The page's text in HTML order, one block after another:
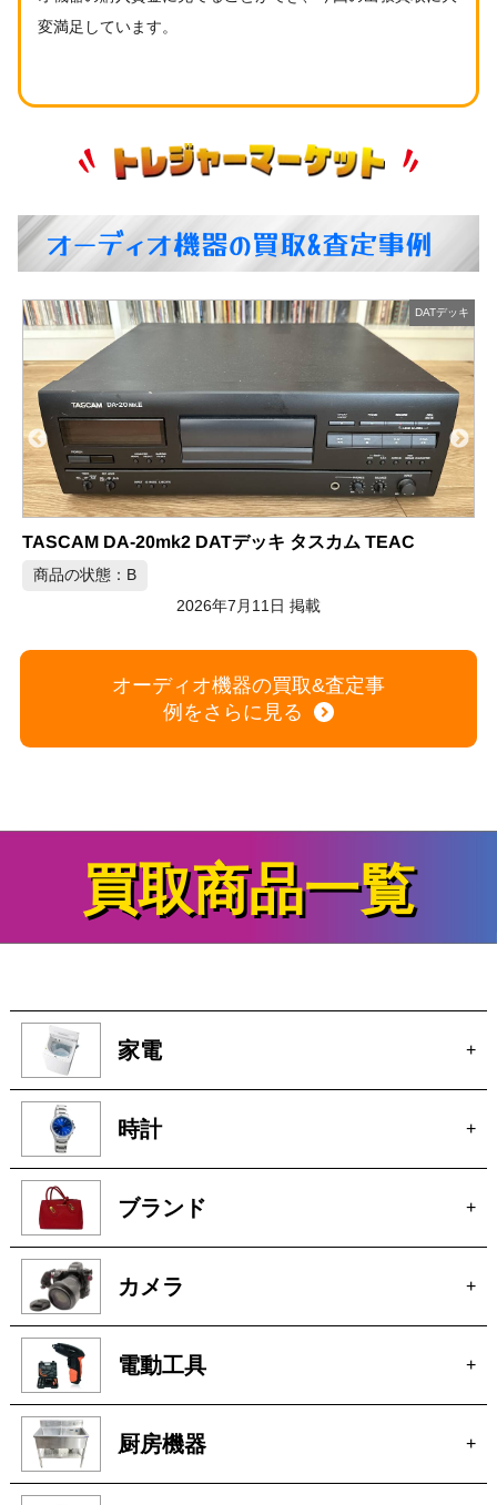
変満足しています。
オーディオ機器の買取&査定事例
音響機器
商品の状態：B
2026年7月11日 掲載
例をさらに見る
買取商品一覧
家電 +
時計 +
ブランド +
カメラ +
電動工具 +